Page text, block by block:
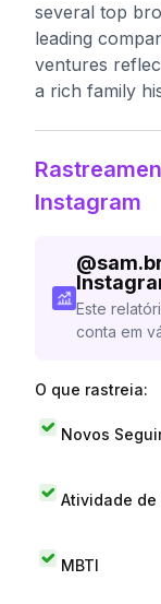
several top
leading
ventures
a rich family
Instagram
@
Este
conta em
O que rastreia:
Novos
Atividade de
MBTI